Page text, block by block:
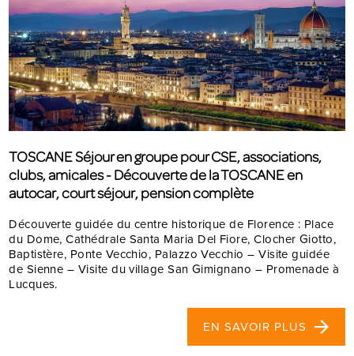
TOSCANE Séjour en groupe pour CSE, associations,
clubs, amicales - Découverte de la TOSCANE en
autocar, court séjour, pension complète
Découverte guidée du centre historique de Florence : Place
du Dome, Cathédrale Santa Maria Del Fiore, Clocher Giotto,
Baptistère, Ponte Vecchio, Palazzo Vecchio – Visite guidée
de Sienne – Visite du village San Gimignano – Promenade à
Lucques.
EN SAVOIR PLUS